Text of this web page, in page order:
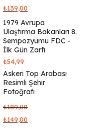
₺139,00
1979 Avrupa
Ulaştırma Bakanları 8.
Sempozyumu FDC -
İlk Gün Zarfı
₺54,99
Askeri Top Arabası
Resimli Şehir
Fotoğrafı
₺189,00
₺149,00